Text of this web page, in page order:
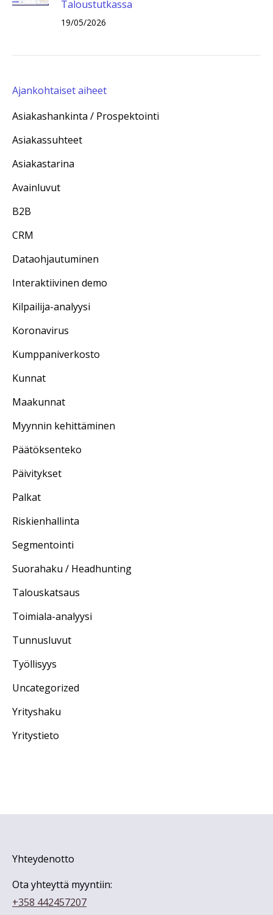
Taloustutkassa
19/05/2026
Ajankohtaiset aiheet
Asiakashankinta / Prospektointi
Asiakassuhteet
Asiakastarina
Avainluvut
B2B
CRM
Dataohjautuminen
Interaktiivinen demo
Kilpailija-analyysi
Koronavirus
Kumppaniverkosto
Kunnat
Maakunnat
Myynnin kehittäminen
Päätöksenteko
Päivitykset
Palkat
Riskienhallinta
Segmentointi
Suorahaku / Headhunting
Talouskatsaus
Toimiala-analyysi
Tunnusluvut
Työllisyys
Uncategorized
Yrityshaku
Yritystieto
Yhteydenotto
Ota yhteyttä myyntiin:
+358 442457207